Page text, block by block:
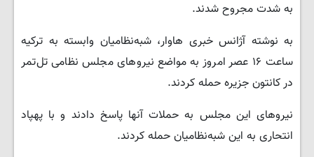
به شدت مجروح شدند.
به نوشته آژانس خبری هاوار، شبه‌نظامیان وابسته به ترکیه
ساعت ۱۶ عصر امروز به مواضع نیروهای مجلس نظامی تل‌تمر
در کانتون جزیره حمله کردند.
نیروهای این مجلس به حملات آنها پاسخ دادند و با پهپاد
انتحاری به این شبه‌نظامیان حمله کردند.